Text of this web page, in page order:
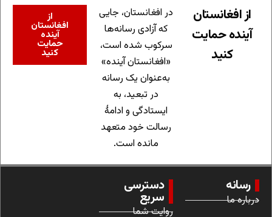
از افغانستان
آینده حمایت
کنید
در افغانستان، جایی
که آزادی رسانه‌ها
سرکوب شده است،
«افغانستان آینده»
به‌عنوان یک رسانه
در تبعید، به
ایستادگی و ادامهٔ
رسالت خود متعهد
مانده است.
از
افغانستان
آینده
حمایت
کنید
رسانه
درباره ما
دسترسی
سریع
روایت شما